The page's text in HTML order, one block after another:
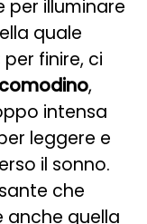
illuminare
quale
finire, ci
,
intensa
leggere e
il sonno.
che
anche quella